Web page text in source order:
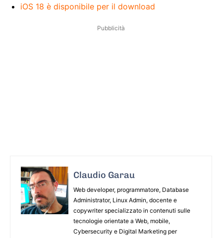
iOS 18 è disponibile per il download
Pubblicità
Claudio Garau
Web developer, programmatore, Database
Administrator, Linux Admin, docente e
copywriter specializzato in contenuti sulle
tecnologie orientate a Web, mobile,
Cybersecurity e Digital Marketing per